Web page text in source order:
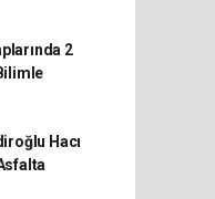
2
Hacı